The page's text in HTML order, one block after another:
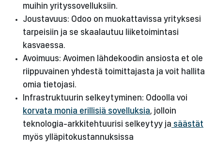
muihin yrityssovelluksiin.
Joustavuus: Odoo on muokattavissa yrityksesi
tarpeisiin ja se skaalautuu liiketoimintasi
kasvaessa.
Avoimuus: Avoimen lähdekoodin ansiosta et ole
riippuvainen yhdestä toimittajasta ja voit hallita
omia tietojasi.
Infrastruktuurin selkeytyminen: Odoolla voi
korvata monia erillisiä sovelluksia, jolloin
teknologia-arkkitehtuurisi selkeytyy ja säästät
myös ylläpitokustannuksissa